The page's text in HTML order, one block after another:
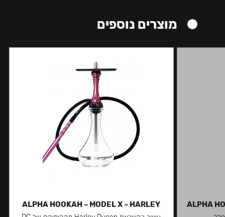
מוצרים נוספים
ALPHA
ALPHA HOOKAH – MODEL X – HARLEY